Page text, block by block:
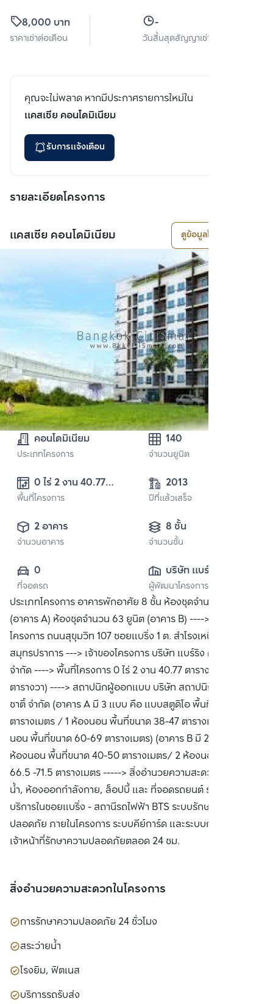
8,000 บาท
ราคาเช่าต่อเดือน
-
วันสิ้นสุดสัญญาเช่า
คุณจะไม่พลาด หากมีประกาศรายการใหม่ใน
แคสเซีย คอนโดมิเนียม
รับการแจ้งเตือน
รายละเอียดโครงการ
แคสเซีย คอนโดมิเนียม ดูข้อมูลโครงการ
คอนโดมิเนียม
ประเภทโครงการ
140
จำนวนยูนิต
0 ไร่ 2 งาน 40.77
ตารางวา (240.77
พื้นที่โครงการ
2013
ปีที่แล้วเสร็จ
2 อาคาร
จำนวนอาคาร
8 ชั้น
จำนวนชั้น
0
ที่จอดรถ
บริษัท แบร์ริง
คอนโดมิเนียม จำกัด
ผู้พัฒนาโครงการ
ประเภทโครงการ อาคารพักอาศัย 8 ชั้น ห้องชุดจำนวน 77 ยูนิต
(อาคาร A) ห้องชุดจำนวน 63 ยูนิต (อาคาร B) ----> สถานที่ตั้ง
โครงการ ถนนสุขุมวิท 107 ซอยแบริ่ง 1 ต. สำโรงเหนือ อ.เมือง จ.
สมุทรปราการ ---> เจ้าของโครงการ บริษัท แบร์ริง คอนโดมิเนียม
จำกัด ----> พื้นที่โครงการ 0 ไร่ 2 งาน 40.77 ตารางวา (240.77
ตารางวา) ----> สถาปนิกผู้ออกแบบ บริษัท สถาปนิกยงสฤษดิ์-สุ
ชาติ์ จำกัด (อาคาร A มี 3 แบบ คือ แบบสตูดิโอ พื้นที่ขนาด 33-34
ตารางเมตร / 1 ห้องนอน พื้นที่ขนาด 38-47 ตารางเมตร /2 ห้อง
นอน พื้นที่ขนาด 60-69 ตารางเมตร) (อาคาร B มี 2 แบบ คือ 1
ห้องนอน พื้นที่ขนาด 40-50 ตารางเมตร/ 2 ห้องนอน พื้นที่ขนาด
66.5 -71.5 ตารางเมตร -----> สิ่งอำนวยความสะดวก สระว่าย
น้ำ, ห้องออกกำลังกาย, ล็อปบี้ และ ที่จอดรถยนต์ รถรับส่ง
บริการในซอยแบริ่ง - สถานีรถไฟฟ้า BTS ระบบรักษาความ
ปลอดภัย ภายในโครงการ ระบบคีย์การ์ด และระบบกล้องวงจรปิด
เจ้าหน้าที่รักษาความปลอดภัยตลอด 24 ชม.
สิ่งอำนวยความสะดวกในโครงการ
การรักษาความปลอดภัย 24 ชั่วโมง
สระว่ายน้ำ
โรงยิม, ฟิตเนส
บริการรถรับส่ง